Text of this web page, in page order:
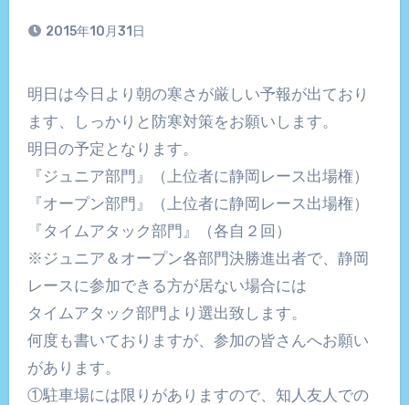
2015年10月31日
明日は今日より朝の寒さが厳しい予報が出ており
ます、しっかりと防寒対策をお願いします。
明日の予定となります。
『ジュニア部門』（上位者に静岡レース出場権）
『オープン部門』（上位者に静岡レース出場権）
『タイムアタック部門』（各自２回）
※ジュニア＆オープン各部門決勝進出者で、静岡
レースに参加できる方が居ない場合には
タイムアタック部門より選出致します。
何度も書いておりますが、参加の皆さんへお願い
があります。
①駐車場には限りがありますので、知人友人での